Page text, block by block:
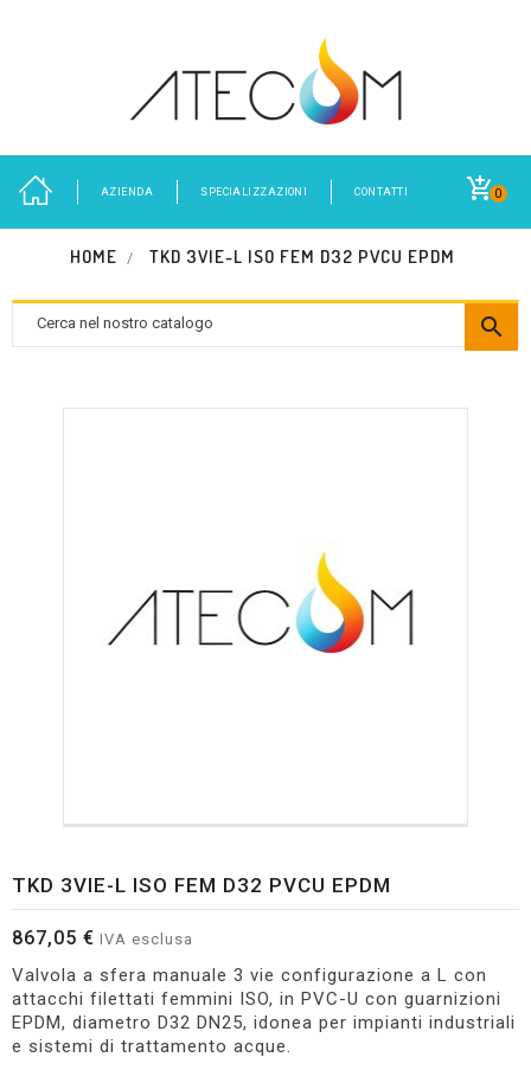
0
AZIENDA SPECIALIZZAZIONI CONTATTI
HOME TKD 3VIE-L ISO FEM D32 PVCU EPDM

TKD 3VIE-L ISO FEM D32 PVCU EPDM
867,05 € IVA esclusa
Valvola a sfera manuale 3 vie configurazione a L con
attacchi filettati femmini ISO, in PVC-U con guarnizioni
EPDM, diametro D32 DN25, idonea per impianti industriali
e sistemi di trattamento acque.